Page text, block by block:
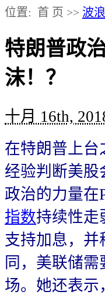
位置: 首 页 >> 波
特朗普政
沫！？
十月 16th,
在特朗普上台
经验判断美股
政治的力量在
指数持续性走
支持加息，
同，美联储
场。她还表示